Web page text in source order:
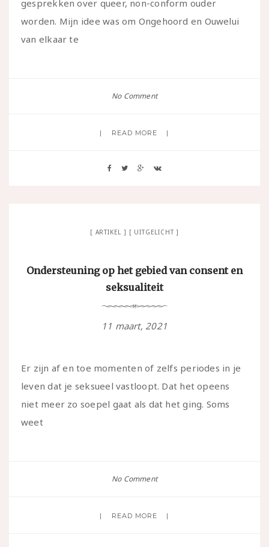
gesprekken over queer, non-conform ouder
worden. Mijn idee was om Ongehoord en Ouwelui
van elkaar te
No Comment
READ MORE
ARTIKEL UITGELICHT
Ondersteuning op het gebied van consent en
seksualiteit
11 maart, 2021
Er zijn af en toe momenten of zelfs periodes in je
leven dat je seksueel vastloopt. Dat het opeens
niet meer zo soepel gaat als dat het ging. Soms
weet
No Comment
READ MORE